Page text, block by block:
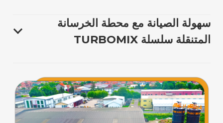
سهولة الصيانة مع محطة الخرسانة
المتنقلة سلسلة TURBOMIX